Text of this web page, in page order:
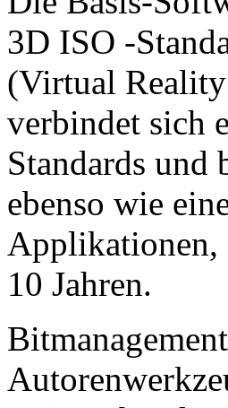
3D ISO -
(Virtual
verbindet sich
Standards und
ebenso wie
Applikationen,
10 Jahren.